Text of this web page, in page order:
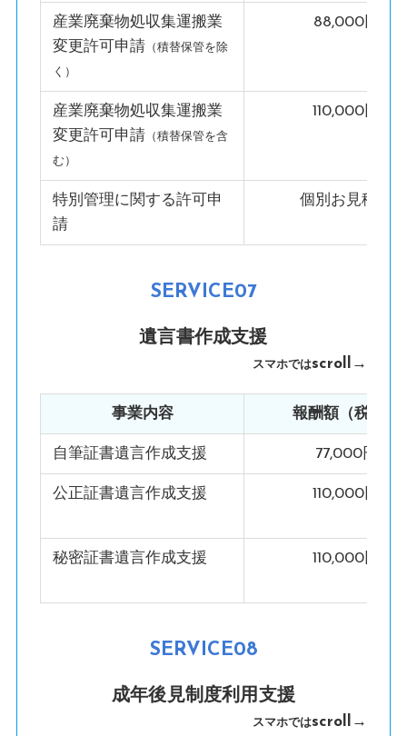
産業廃棄物処収集運搬業
変更許可申請 （積替保管を除
く）
88,000円
産業廃棄物処収集運搬業
変更許可申請 （積替保管を含
む）
110,000円
特別管理に関する許可申
請
個別お見積り
SERVICE07
遺言書作成支援
スマホではscroll→
事業内容 報酬額（税込）
自筆証書遺言作成支援 77,000円
公正証書遺言作成支援 110,000円
秘密証書遺言作成支援 110,000円
SERVICE08
成年後見制度利用支援
スマホではscroll→